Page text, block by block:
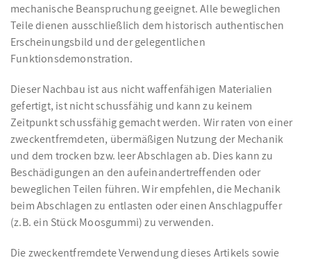
mechanische Beanspruchung geeignet. Alle beweglichen
Teile dienen ausschließlich dem historisch authentischen
Erscheinungsbild und der gelegentlichen
Funktionsdemonstration.
Dieser Nachbau ist aus nicht waffenfähigen Materialien
gefertigt, ist nicht schussfähig und kann zu keinem
Zeitpunkt schussfähig gemacht werden. Wir raten von einer
zweckentfremdeten, übermäßigen Nutzung der Mechanik
und dem trocken bzw. leer Abschlagen ab. Dies kann zu
Beschädigungen an den aufeinandertreffenden oder
beweglichen Teilen führen. Wir empfehlen, die Mechanik
beim Abschlagen zu entlasten oder einen Anschlagpuffer
(z.B. ein Stück Moosgummi) zu verwenden.
Die zweckentfremdete Verwendung dieses Artikels sowie